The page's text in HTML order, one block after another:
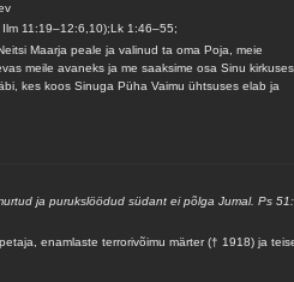
11:19–12:6,10);Lk 1:46–55;
Maarja peale ja valinud ta oma Poja, meie
meile avaneks ja me saaksime osa Sinu
kes koos Sinuga Püha Vaimu ühtsuses elab ja
ja purukslöödud südant ei põlga Jumal. Ps
enamlaste terrorivõimu märter († 1918) ja